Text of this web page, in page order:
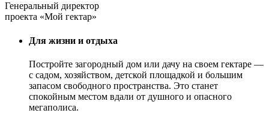
Генеральный директор
проекта «Мой гектар»
Для жизни и отдыха
Постройте загородный дом или дачу на своем гектаре —
с садом, хозяйством, детской площадкой и большим
запасом свободного пространства. Это станет
спокойным местом вдали от душного и опасного
мегаполиса.